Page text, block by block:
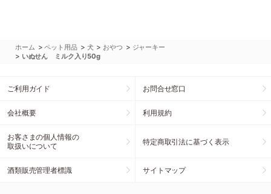
ホーム >ペット用品 > 犬 > おやつ > ジャーキー
> いぬせん ミルク入り50g
ご利用ガイド お問合せ窓口
会社概要 利用規約
お客さまの個人情報の
取扱いについて
特定商取引法に基づく表示
酒類販売管理者標識 サイトマップ